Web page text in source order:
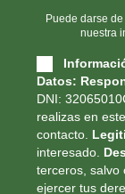
Puede darse
nuestra
Datos:
DNI:
realizas en
contacto.
interesado.
terceros, salvo
ejercer tus